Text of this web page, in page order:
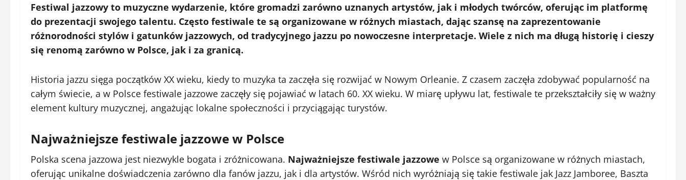
Festiwal jazzowy to muzyczne wydarzenie, które gromadzi zarówno uznanych artystów, jak i młodych twórców, oferując im platformę
do prezentacji swojego talentu. Często festiwale te są organizowane w różnych miastach, dając szansę na zaprezentowanie
różnorodności stylów i gatunków jazzowych, od tradycyjnego jazzu po nowoczesne interpretacje. Wiele z nich ma długą historię i cieszy
się renomą zarówno w Polsce, jak i za granicą.
Historia jazzu sięga początków XX wieku, kiedy to muzyka ta zaczęła się rozwijać w Nowym Orleanie. Z czasem zaczęła zdobywać popularność na
całym świecie, a w Polsce festiwale jazzowe zaczęły się pojawiać w latach 60. XX wieku. W miarę upływu lat, festiwale te przekształciły się w ważny
element kultury muzycznej, angażując lokalne społeczności i przyciągając turystów.
Najważniejsze festiwale jazzowe w Polsce
Polska scena jazzowa jest niezwykle bogata i zróżnicowana. Najważniejsze festiwale jazzowe w Polsce są organizowane w różnych miastach,
oferując unikalne doświadczenia zarówno dla fanów jazzu, jak i dla artystów. Wśród nich wyróżniają się takie festiwale jak Jazz Jamboree, Baszta